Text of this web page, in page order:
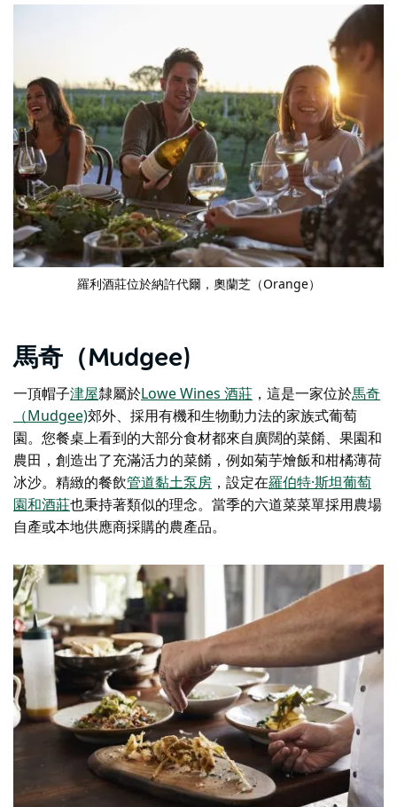
羅利酒莊位於納許代爾，奧蘭芝（Orange）
馬奇（Mudgee)
一頂帽子津屋隸屬於Lowe Wines 酒莊 ，這是一家位於馬奇
（Mudgee)郊外、採用有機和生物動力法的家族式葡萄
園。您餐桌上看到的大部分食材都來自廣闊的菜餚、果園和
農田，創造出了充滿活力的菜餚，例如菊芋燴飯和柑橘薄荷
冰沙。精緻的餐飲管道黏土泵房 ，設定在羅伯特·斯坦葡萄
園和酒莊也秉持著類似的理念。當季的六道菜菜單採用農場
自產或本地供應商採購的農產品。